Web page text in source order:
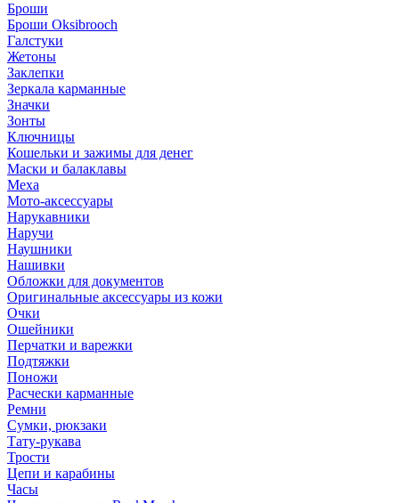
Броши
Броши Oksibrooch
Галстуки
Жетоны
Заклепки
Зеркала карманные
Значки
Зонты
Ключницы
Кошельки и зажимы для денег
Маски и балаклавы
Меха
Мото-аксессуары
Нарукавники
Наручи
Наушники
Нашивки
Обложки для документов
Оригинальные аксессуары из кожи
Очки
Ошейники
Перчатки и варежки
Подтяжки
Поножи
Расчески карманные
Ремни
Сумки, рюкзаки
Тату-рукава
Трости
Цепи и карабины
Часы